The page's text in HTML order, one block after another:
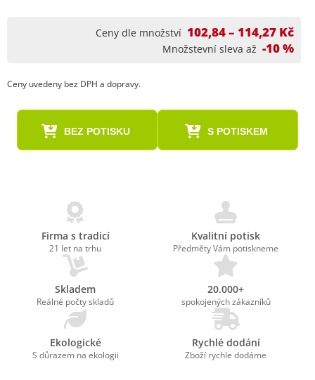
Ceny dle množství 102,84 – 114,27 Kč
Množstevní sleva až -10 %
Ceny uvedeny bez DPH a dopravy.
BEZ POTISKU S POTISKEM
Firma s tradicí
21 let na trhu
Kvalitní potisk
Předměty Vám potiskneme
Skladem
Reálné počty skladů
20.000+
spokojených zákazníků
Ekologické
S důrazem na ekologii
Rychlé dodání
Zboží rychle dodáme